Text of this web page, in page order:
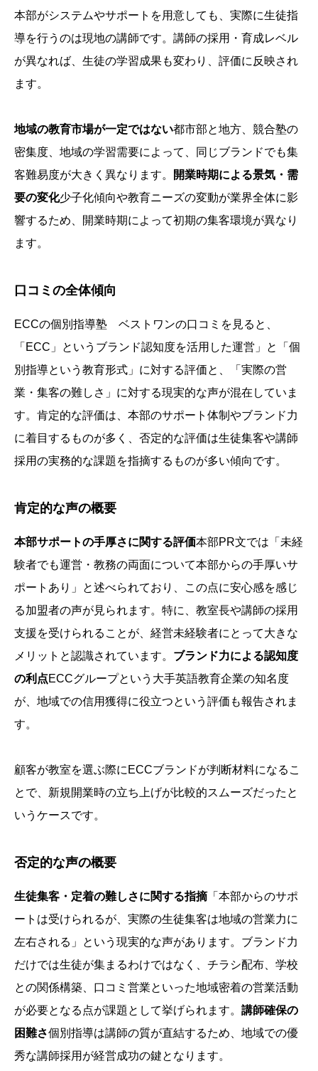
本部がシステムやサポートを用意しても、実際に生徒指
導を行うのは現地の講師です。講師の採用・育成レベル
が異なれば、生徒の学習成果も変わり、評価に反映され
ます。
地域の教育市場が一定ではない都市部と地方、競合塾の
密集度、地域の学習需要によって、同じブランドでも集
客難易度が大きく異なります。
開業時期による景気・需
要の変化少子化傾向や教育ニーズの変動が業界全体に影
響するため、開業時期によって初期の集客環境が異なり
ます。
口コミの全体傾向
ECCの個別指導塾 ベストワンの口コミを見ると、
「ECC」というブランド認知度を活用した運営」と「個
別指導という教育形式」に対する評価と、「実際の営
業・集客の難しさ」に対する現実的な声が混在していま
す。肯定的な評価は、本部のサポート体制やブランド力
に着目するものが多く、否定的な評価は生徒集客や講師
採用の実務的な課題を指摘するものが多い傾向です。
肯定的な声の概要
本部サポートの手厚さに関する評価本部PR文では「未経
験者でも運営・教務の両面について本部からの手厚いサ
ポートあり」と述べられており、この点に安心感を感じ
る加盟者の声が見られます。特に、教室長や講師の採用
支援を受けられることが、経営未経験者にとって大きな
メリットと認識されています。 ブランド力による認知度
の利点ECCグループという大手英語教育企業の知名度
が、地域での信用獲得に役立つという評価も報告されま
す。
顧客が教室を選ぶ際にECCブランドが判断材料になるこ
とで、新規開業時の立ち上げが比較的スムーズだったと
いうケースです。
否定的な声の概要
生徒集客・定着の難しさに関する指摘「本部からのサポ
ートは受けられるが、実際の生徒集客は地域の営業力に
左右される」という現実的な声があります。ブランド力
だけでは生徒が集まるわけではなく、チラシ配布、学校
との関係構築、口コミ営業といった地域密着の営業活動
が必要となる点が課題として挙げられます。 講師確保の
困難さ個別指導は講師の質が直結するため、地域での優
秀な講師採用が経営成功の鍵となります。